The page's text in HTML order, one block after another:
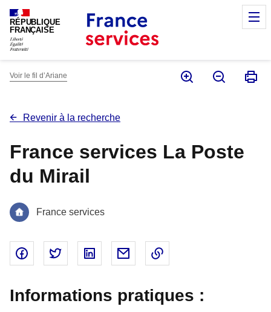
RÉPUBLIQUE
FRANÇAISE
Voir le fil d’Ariane
Revenir à la recherche
France services La Poste
du Mirail
France services
Partager sur Facebook - nouvelle fenêtre
Partager sur Twitter - nouvelle fenêtre
Partager sur Linked In - nouvelle
Partager par email - nouvelle
Informations pratiques :